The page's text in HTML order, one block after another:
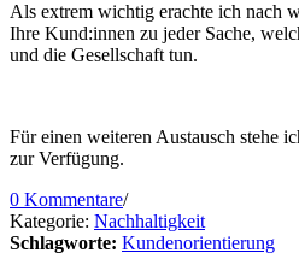
Als extrem wichtig erachte ich nach
Ihre Kund:innen zu jeder Sache,
und die Gesellschaft tun.
Für einen weiteren Austausch stehe
zur Verfügung.
0 Kommentare/
Kategorie: Nachhaltigkeit
Schlagworte: Kundenorientierung